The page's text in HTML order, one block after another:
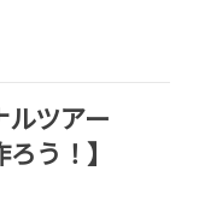
ルツアー
う！】